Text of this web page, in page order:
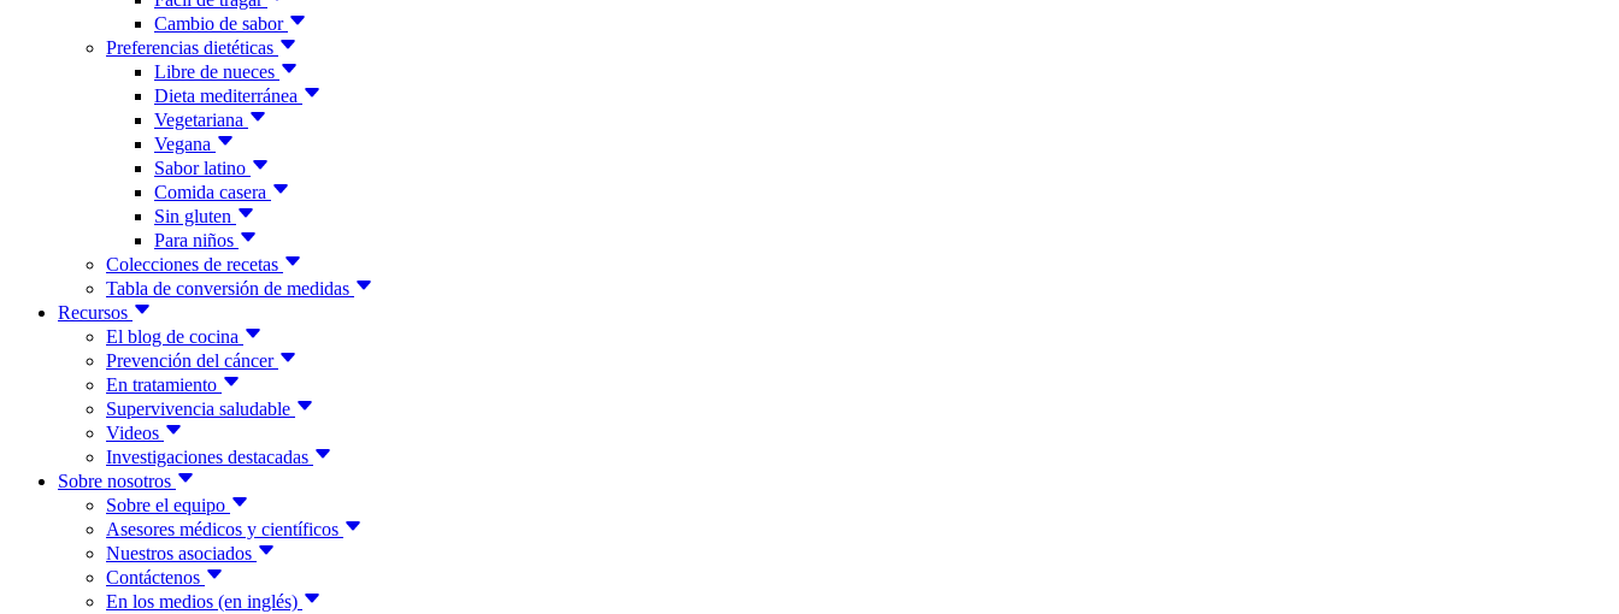
Cambio de sabor
Preferencias dietéticas
Libre de nueces
Dieta mediterránea
Vegetariana
Vegana
Sabor latino
Comida casera
Sin gluten
Para niños
Colecciones de recetas
Tabla de conversión de medidas
Recursos
El blog de cocina
Prevención del cáncer
En tratamiento
Supervivencia saludable
Videos
Investigaciones destacadas
Sobre nosotros
Sobre el equipo
Asesores médicos y científicos
Nuestros asociados
Contáctenos
En los medios (en inglés)